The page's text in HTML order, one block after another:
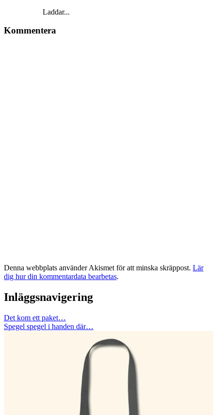
Laddar...
Kommentera
Denna webbplats använder Akismet för att minska skräppost. Lär
dig hur din kommentardata bearbetas.
Inläggsnavigering
Det kom ett paket…
Spegel spegel i handen där…